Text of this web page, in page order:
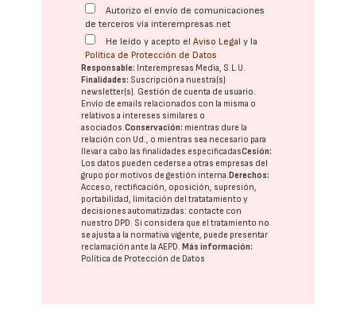
Autorizo el envío de comunicaciones
de terceros vía interempresas.net
He leído y acepto elAviso Legal y la
Política de Protección de Datos
Responsable: Interempresas Media, S.L.U.
Finalidades: Suscripción a nuestra(s)
newsletter(s). Gestión de cuenta de usuario.
Envío de emails relacionados con la misma o
relativos a intereses similares o
asociados.Conservación: mientras dure la
relación con Ud., o mientras sea necesario para
llevar a cabo las finalidades especificadasCesión:
Los datos pueden cederse a otras empresas del
grupo por motivos de gestión interna.Derechos:
Acceso, rectificación, oposición, supresión,
portabilidad, limitación del tratatamiento y
decisiones automatizadas: contacte con
nuestro DPD . Si considera que el tratamiento no
se ajusta a la normativa vigente, puede presentar
reclamación ante laAEPD .Más información:
Política de Protección de Datos